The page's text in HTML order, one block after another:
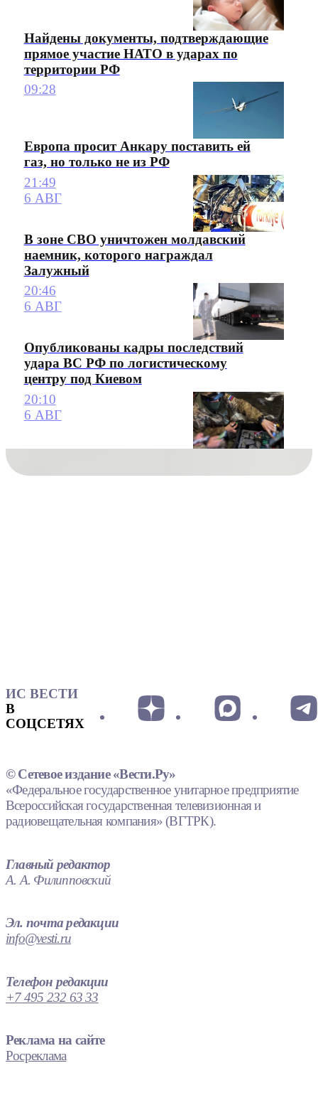
Найдены документы, подтверждающие
прямое участие НАТО в ударах по
территории РФ
09:28
Европа просит Анкару поставить ей
газ, но только не из РФ
21:49
6 АВГ
В зоне СВО уничтожен молдавский
наемник, которого награждал
Залужный
20:46
6 АВГ
Опубликованы кадры последствий
удара ВС РФ по логистическому
центру под Киевом
20:10
6 АВГ
ИС ВЕСТИ
В
СОЦСЕТЯХ
© Сетевое издание «Вести.Ру»
«Федеральное государственное унитарное предприятие
Всероссийская государственная телевизионная и
радиовещательная компания» (ВГТРК).
Главный редактор
А. А. Филипповский
Эл. почта редакции
info@vesti.ru
Телефон редакции
+7 495 232 63 33
Реклама на сайте
Росреклама